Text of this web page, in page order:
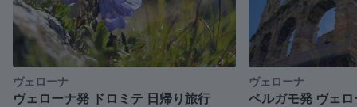
ヴェローナ
ヴェローナ発 ドロミテ 日帰り旅行
ヴェローナ
ベルガモ発 ヴェ